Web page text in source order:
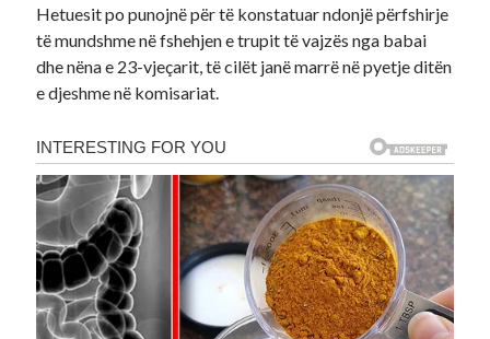
Hetuesit po punojnë për të konstatuar ndonjë përfshirje
të mundshme në fshehjen e trupit të vajzës nga babai
dhe nëna e 23-vjeçarit, të cilët janë marrë në pyetje ditën
e djeshme në komisariat.